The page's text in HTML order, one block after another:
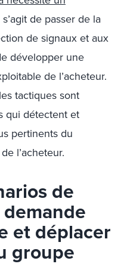
s’agit de passer de la
de signaux et aux
développer une
de l’acheteur.
tactiques sont
qui détectent et
pertinents du
l’acheteur.
de
et déplacer
groupe